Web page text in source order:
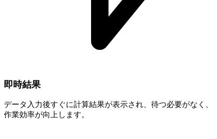
即時結果
データ入力後すぐに計算結果が表示され、待つ必要がなく、
作業効率が向上します。